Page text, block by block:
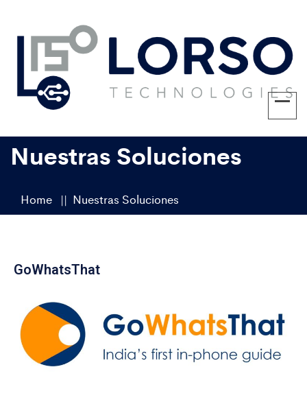
Nuestras Soluciones
Home Nuestras Soluciones
GoWhatsThat